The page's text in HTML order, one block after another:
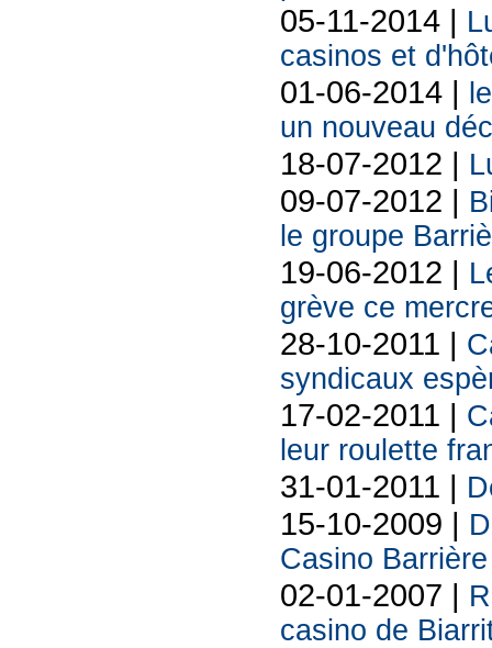
05-11-2014 |
casinos et
01-06-2014 |
un nouveau
18-07-2012 |
09-07-2012 |
le groupe
19-06-2012 |
grève ce
28-10-2011 |
syndicaux
17-02-2011 |
leur roulette
31-01-2011 |
15-10-2009 |
Casino
02-01-2007 |
casino de